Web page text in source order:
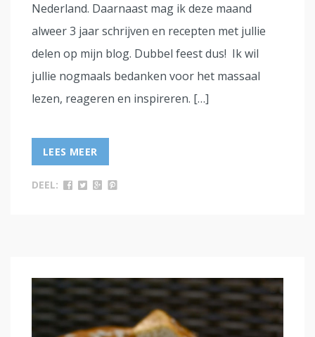
Nederland. Daarnaast mag ik deze maand
alweer 3 jaar schrijven en recepten met jullie
delen op mijn blog. Dubbel feest dus! Ik wil
jullie nogmaals bedanken voor het massaal
lezen, reageren en inspireren. […]
LEES MEER
DEEL: